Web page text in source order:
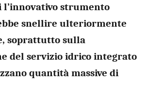
strumento
snellire ulteriormente
soprattutto sulla
del servizio idrico integrato
quantità massive di